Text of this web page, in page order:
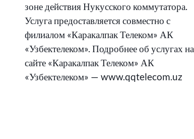
зоне действия Нукусского коммутатора.
Услуга предоставляется совместно с
филиалом «Каракалпак Телеком» АК
«Узбектелеком». Подробнее об услугах на
сайте «Каракалпак Телеком» АК
«Узбектелеком» — www.qqtelecom.uz